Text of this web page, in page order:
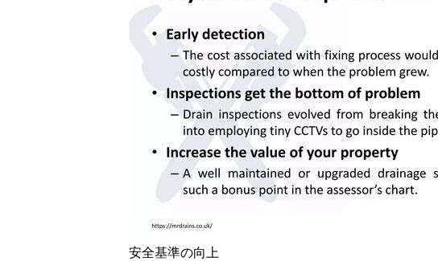
安全基準の向上